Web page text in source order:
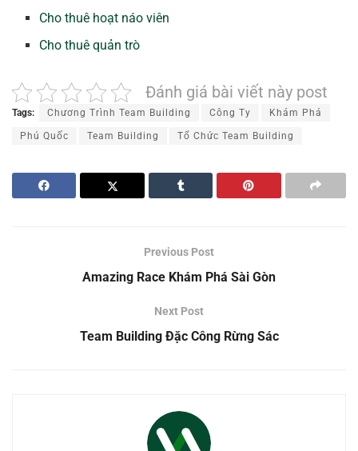
Cho thuê hoạt náo viên
Cho thuê quản trò
Đánh giá bài viết này post
Tags: Chương Trình Team Building Công Ty Khám Phá
Phú Quốc Team Building Tổ Chức Team Building
Previous Post
Amazing Race Khám Phá Sài Gòn
Next Post
Team Building Đặc Công Rừng Sác